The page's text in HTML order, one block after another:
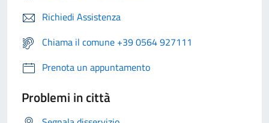
Richiedi Assistenza
Chiama il comune +39 0564 927111
Prenota un appuntamento
Problemi in città